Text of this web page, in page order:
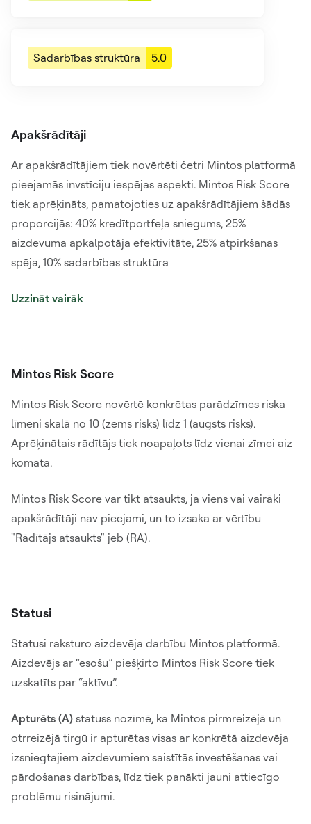
Apakšrādītāji
Ar apakšrādītājiem tiek novērtēti četri Mintos platformā
pieejamās invstīciju iespējas aspekti. Mintos Risk Score
tiek aprēķināts, pamatojoties uz apakšrādītājiem šādās
proporcijās: 40% kredītportfeļa sniegums, 25%
aizdevuma apkalpotāja efektivitāte, 25% atpirkšanas
spēja, 10% sadarbības struktūra
Uzzināt vairāk
Sadarbības struktūra 5.0
Mintos Risk Score
Mintos Risk Score novērtē konkrētas parādzīmes riska
līmeni skalā no 10 (zems risks) līdz 1 (augsts risks).
Aprēķinātais rādītājs tiek noapaļots līdz vienai zīmei aiz
komata.
Mintos Risk Score var tikt atsaukts, ja viens vai vairāki
apakšrādītāji nav pieejami, un to izsaka ar vērtību
"Rādītājs atsaukts" jeb (RA).
Statusi
Statusi raksturo aizdevēja darbību Mintos platformā.
Aizdevējs ar “esošu” piešķirto Mintos Risk Score tiek
uzskatīts par “aktīvu”.
Apturēts (A) statuss nozīmē, ka Mintos pirmreizējā un
otrreizējā tirgū ir apturētas visas ar konkrētā aizdevēja
izsniegtajiem aizdevumiem saistītās investēšanas vai
pārdošanas darbības, līdz tiek panākti jauni attiecīgo
problēmu risinājumi.